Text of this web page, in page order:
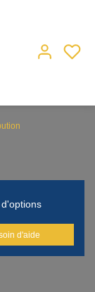
d'options
d'aide